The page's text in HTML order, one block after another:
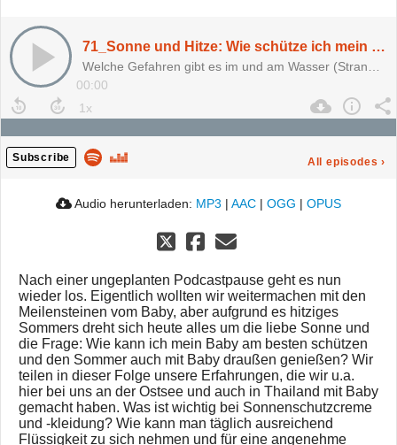
71_Sonne und Hitze: Wie schütze ich mein Baby am besten?
00:00
Subscribe All episodes ›
Audio herunterladen: MP3 | AAC | OGG | OPUS
Nach einer ungeplanten Podcastpause geht es nun
wieder los. Eigentlich wollten wir weitermachen mit den
Meilensteinen vom Baby, aber aufgrund es hitziges
Sommers dreht sich heute alles um die liebe Sonne und
die Frage: Wie kann ich mein Baby am besten schützen
und den Sommer auch mit Baby draußen genießen? Wir
teilen in dieser Folge unsere Erfahrungen, die wir u.a.
hier bei uns an der Ostsee und auch in Thailand mit Baby
gemacht haben. Was ist wichtig bei Sonnenschutzcreme
und -kleidung? Wie kann man täglich ausreichend
Flüssigkeit zu sich nehmen und für eine angenehme